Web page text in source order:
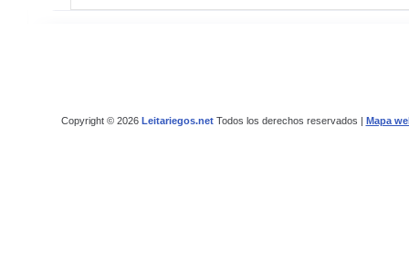
Copyright © 2026 Leitariegos.netTodos los derechos reservados | Mapa